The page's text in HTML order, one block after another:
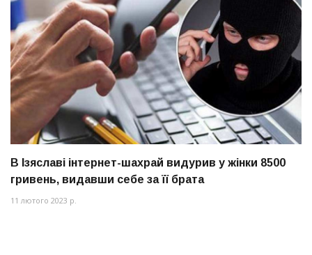
В Ізяславі інтернет-шахрай видурив у жінки 8500
гривень, видавши себе за її брата
11 лютого 2023 р.